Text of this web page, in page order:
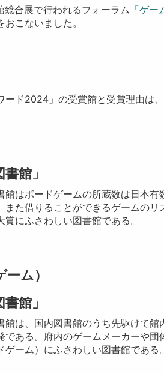
合展で行われるフォーラム 「ゲ
こないました。
ード2024」の受賞館と受賞理由は
館」
館はボードゲームの所蔵数は日本
また借りることができるゲームの
にふさわしい図書館である。
ム）
館」
館は、国内図書館のうち先駆けて
である。府内のゲームメーカーや
ーム）にふさわしい図書館である